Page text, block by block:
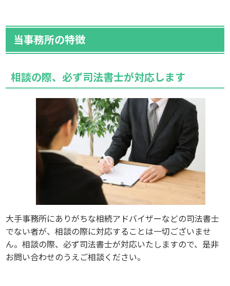
当事務所の特徴
相談の際、必ず司法書士が対応します
大手事務所にありがちな相続アドバイザーなどの司法書士
でない者が、相談の際に対応することは一切ございませ
ん。相談の際、必ず司法書士が対応いたしますので、是非
お問い合わせのうえご相談ください。